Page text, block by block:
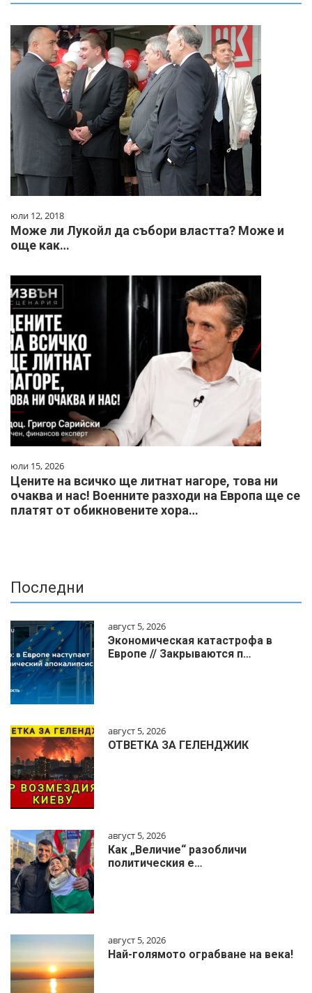
юли 12, 2018
Може ли Лукойл да събори властта? Може и
още как…
юли 15, 2026
Цените на всичко ще литнат нагоре, това ни
очаква и нас! Военните разходи на Европа ще се
платят от обикновените хора…
Последни
август 5, 2026
Экономическая катастрофа в
Европе // Закрываются п…
август 5, 2026
ОТВЕТКА ЗА ГЕЛЕНДЖИК
август 5, 2026
Как „Величие“ разобличи
политическия е…
август 5, 2026
Най-голямото ограбване на века!